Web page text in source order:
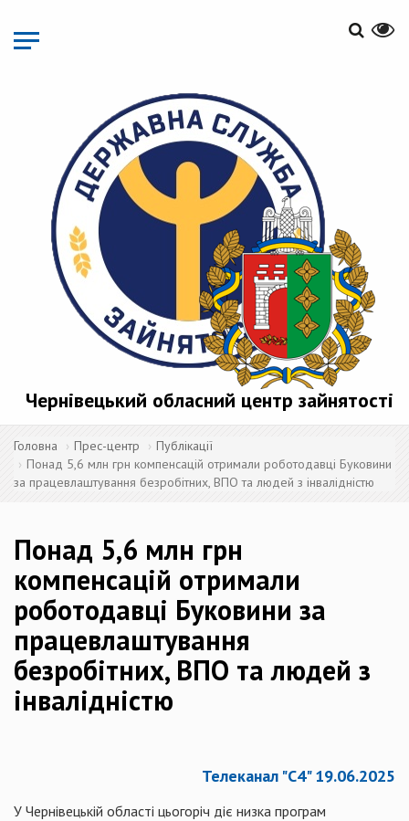
основного
матеріалу
Чернівецький обласний центр зайнятості
Головна Прес-центр
Публікації
Понад 5,6 млн грн компенсацій отримали роботодавці Буковини
за працевлаштування безробітних, ВПО та людей з інвалідністю
Понад 5,6 млн грн
компенсацій отримали
роботодавці Буковини за
працевлаштування
безробітних, ВПО та людей з
інвалідністю
Телеканал "С4" 19.06.2025
У Чернівецькій області цьогоріч діє низка програм